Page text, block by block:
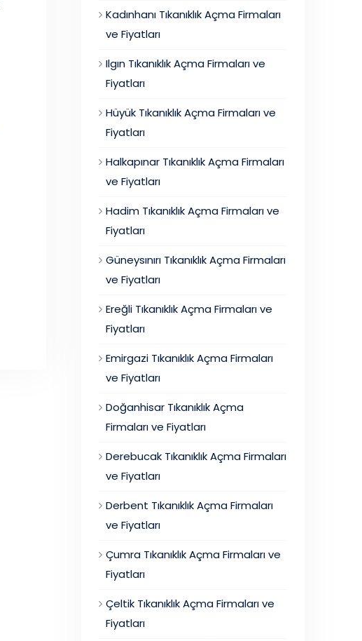
Kadınhanı Tıkanıklık Açma Firmaları
ve Fiyatları
Ilgın Tıkanıklık Açma Firmaları ve
Fiyatları
Hüyük Tıkanıklık Açma Firmaları ve
Fiyatları
Halkapınar Tıkanıklık Açma Firmaları
ve Fiyatları
Hadim Tıkanıklık Açma Firmaları ve
Fiyatları
Güneysınırı Tıkanıklık Açma Firmaları
ve Fiyatları
Ereğli Tıkanıklık Açma Firmaları ve
Fiyatları
Emirgazi Tıkanıklık Açma Firmaları
ve Fiyatları
Doğanhisar Tıkanıklık Açma
Firmaları ve Fiyatları
Derebucak Tıkanıklık Açma Firmaları
ve Fiyatları
Derbent Tıkanıklık Açma Firmaları
ve Fiyatları
Çumra Tıkanıklık Açma Firmaları ve
Fiyatları
Çeltik Tıkanıklık Açma Firmaları ve
Fiyatları